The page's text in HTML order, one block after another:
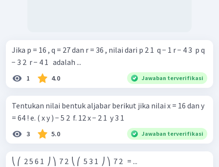
Jika p = 16 , q = 27 dan r = 36 , nilai dari p 2 1 ​ q − 1 r − 4 3 ​ p q
− 3 2 ​ r − 4 1 ​ ​ adalah ...
1 4.0 Jawaban terverifikasi
Tentukan nilai bentuk aljabar berikut jika nilai x = 16 dan y
= 64 ! e. ( x y ) − 5 2 ​ f. 12 x − 2 1 ​ y 3 1 ​
3 5.0 Jawaban terverifikasi
⎝ ⎛ ​ 2 5 6 1 ​ ⎠ ⎞ ​ 7 2 ​ ⎝ ⎛ ​ 5 3 1 ​ ⎠ ⎞ ​ 7 2 ​ ​ = ...